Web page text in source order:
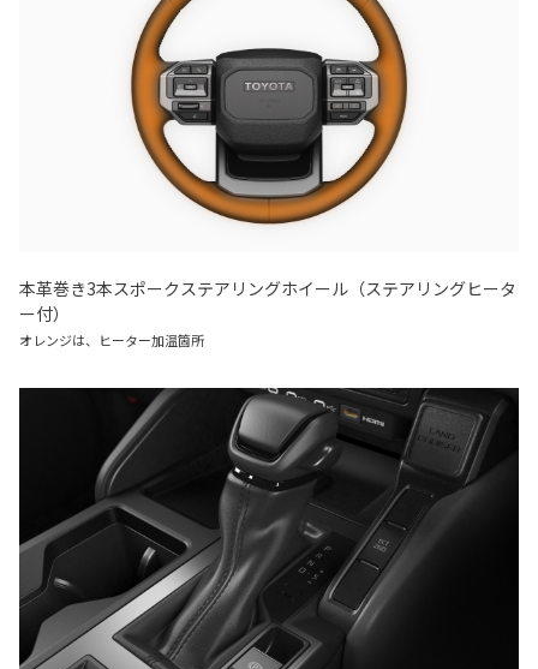
本革巻き3本スポークステアリングホイール（ステアリングヒータ
ー付）
オレンジは、ヒーター加温箇所